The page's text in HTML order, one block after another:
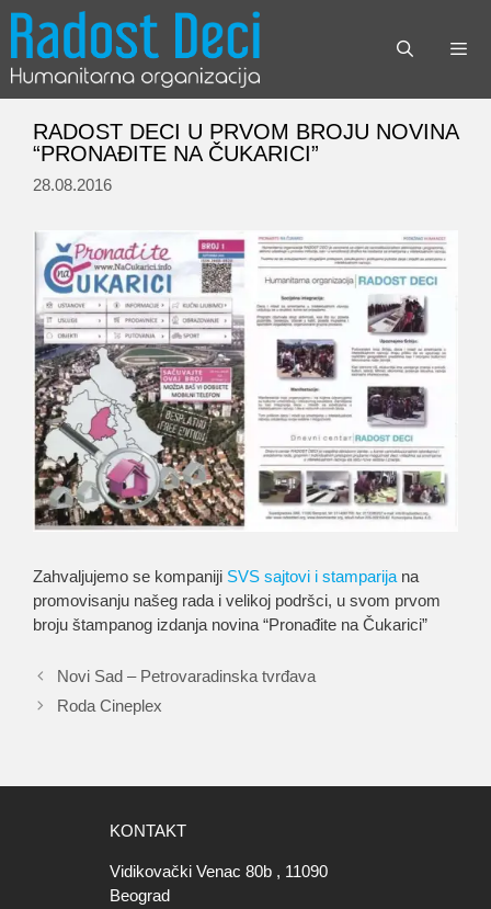
Skip
content
RADOST DECI U PRVOM BROJU NOVINA
“PRONAĐITE NA ČUKARICI”
28.08.2016
Zahvaljujemo se kompaniji SVS sajtovi i stamparija na
promovisanju našeg rada i velikoj podršci, u svom prvom
broju štampanog izdanja novina “Pronađite na Čukarici”
Novi Sad – Petrovaradinska tvrđava
Roda Cineplex
KONTAKT
Vidikovački Venac 80b , 11090
Beograd